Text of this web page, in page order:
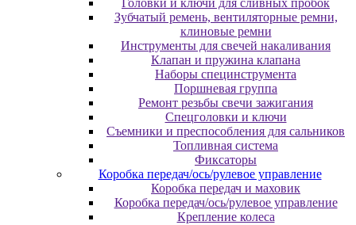
Головки и ключи для сливных пробок
Зубчатый ремень, вентиляторные ремни,
клиновые ремни
Инструменты для свечей накаливания
Клапан и пружина клапана
Наборы специнструмента
Поршневая группа
Ремонт резьбы свечи зажигания
Спецголовки и ключи
Съемники и преспособления для сальников
Топливная система
Фиксаторы
Коробка передач/ось/рулевое управление
Коробка передач и маховик
Коробка передач/ось/рулевое управление
Крепление колеса